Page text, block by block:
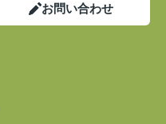
お問い合わせ